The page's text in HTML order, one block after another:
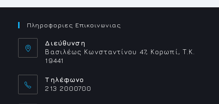
ΚΡΩΠΙΑΣ
Πληροφοριες Επικοινωνιας
Διεύθυνση
Βασιλέως Κωνσταντίνου 47, Κορωπί, Τ.Κ.
19441
Τηλέφωνο
213 2000700